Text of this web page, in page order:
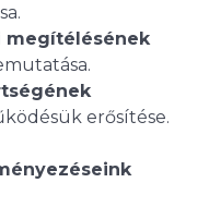
megítélésének
erősítése.